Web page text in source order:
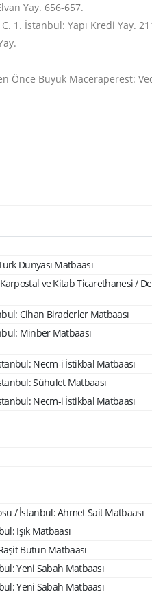
Yay. 656-657.
C. 1. İstanbul: Yapı Kredi Yay.
Önce Büyük Maceraperest:
Dünyası Matbaası
Karpostal ve Kitab Ticarethanesi /
Cihan Biraderler Matbaası
Minber Matbaası
Necm-i İstikbal Matbaası
Sühulet Matbaası
Necm-i İstikbal Matbaası
/ İstanbul: Ahmet Sait Matbaası
Işık Matbaası
Bütün Matbaası
Yeni Sabah Matbaası
Yeni Sabah Matbaası